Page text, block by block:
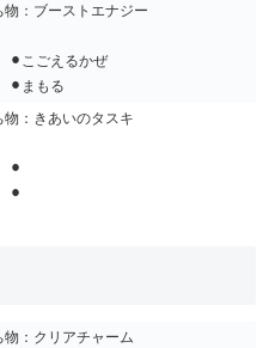
物：ブーストエナジー
こごえるかぜ
まもる
物：きあいのタスキ
物：クリアチャーム